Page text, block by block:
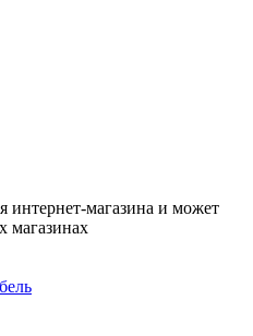
интернет-магазина и может
магазинах